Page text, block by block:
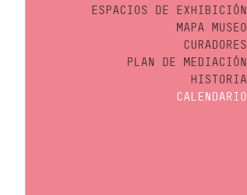
ESPACIOS DE EXHIBICIÓN
MAPA MUSEO
CURADORES
PLAN DE MEDIACIÓN
HISTORIA
CALENDARIO